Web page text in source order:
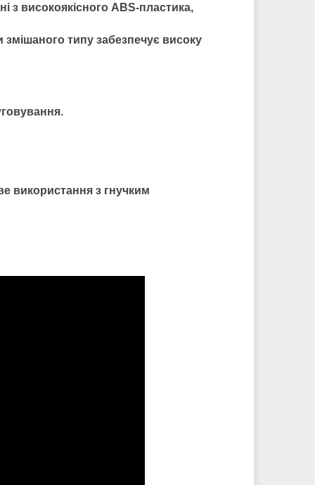
з високоякісного ABS-пластика,
типу забезпечує високу
використання з гнучким